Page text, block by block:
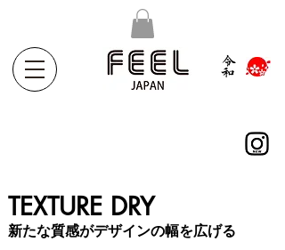
TEXTURE DRY
新たな質感がデザインの幅を広げる